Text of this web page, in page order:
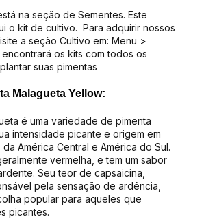
na seção de Sementes. Este
o kit de cultivo. Para adquirir nossos
a seção Cultivo em: Menu >
os kits com todos os
suas pimentas
a Malagueta Yellow:
é uma variedade de pimenta
intensidade picante e origem em
América Central e América do Sul.
vermelha, e tem um sabor
Seu teor de capsaicina,
pela sensação de ardência,
popular para aqueles que
picantes.